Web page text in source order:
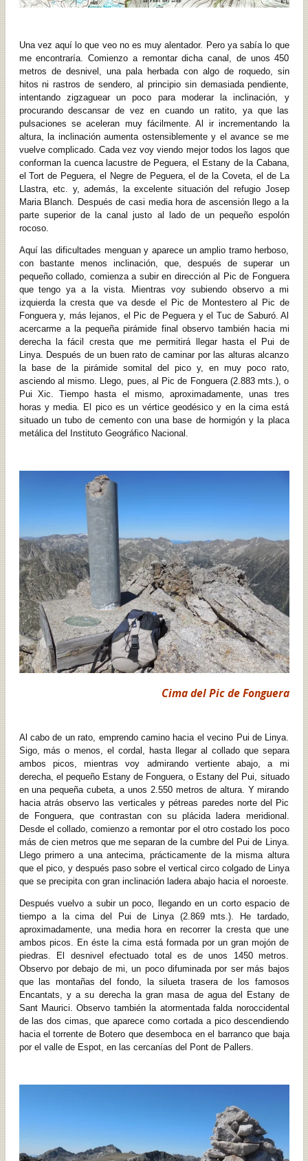
Una vez aquí lo que veo no es muy alentador. Pero ya sabía lo que
me encontraría. Comienzo a remontar dicha canal, de unos 450
metros de desnivel, una pala herbada con algo de roquedo, sin
hitos ni rastros de sendero, al principio sin demasiada pendiente,
intentando zigzaguear un poco para moderar la inclinación, y
procurando descansar de vez en cuando un ratito, ya que las
pulsaciones se aceleran muy fácilmente. Al ir incrementando la
altura, la inclinación aumenta ostensiblemente y el avance se me
vuelve complicado. Cada vez voy viendo mejor todos los lagos que
conforman la cuenca lacustre de Peguera, el Estany de la Cabana,
el Tort de Peguera, el Negre de Peguera, el de la Coveta, el de La
Llastra, etc. y, además, la excelente situación del refugio Josep
Maria Blanch. Después de casi media hora de ascensión llego a la
parte superior de la canal justo al lado de un pequeño espolón
rocoso.
Aquí las dificultades menguan y aparece un amplio tramo herboso,
con bastante menos inclinación, que, después de superar un
pequeño collado, comienza a subir en dirección al Pic de Fonguera
que tengo ya a la vista. Mientras voy subiendo observo a mi
izquierda la cresta que va desde el Pic de Montestero al Pic de
Fonguera y, más lejanos, el Pic de Peguera y el Tuc de Saburó. Al
acercarme a la pequeña pirámide final observo también hacia mi
derecha la fácil cresta que me permitirá llegar hasta el Pui de
Linya. Después de un buen rato de caminar por las alturas alcanzo
la base de la pirámide somital del pico y, en muy poco rato,
asciendo al mismo. Llego, pues, al Pic de Fonguera (2.883 mts.), o
Pui Xic. Tiempo hasta el mismo, aproximadamente, unas tres
horas y media. El pico es un vértice geodésico y en la cima está
situado un tubo de cemento con una base de hormigón y la placa
metálica del Instituto Geográfico Nacional.
Cima del Pic de Fonguera
Al cabo de un rato, emprendo camino hacia el vecino Pui de Linya.
Sigo, más o menos, el cordal, hasta llegar al collado que separa
ambos picos, mientras voy admirando vertiente abajo, a mi
derecha, el pequeño Estany de Fonguera, o Estany del Pui, situado
en una pequeña cubeta, a unos 2.550 metros de altura. Y mirando
hacia atrás observo las verticales y pétreas paredes norte del Pic
de Fonguera, que contrastan con su plácida ladera meridional.
Desde el collado, comienzo a remontar por el otro costado los poco
más de cien metros que me separan de la cumbre del Pui de Linya.
Llego primero a una antecima, prácticamente de la misma altura
que el pico, y después paso sobre el vertical circo colgado de Linya
que se precipita con gran inclinación ladera abajo hacia el noroeste.
Después vuelvo a subir un poco, llegando en un corto espacio de
tiempo a la cima del Pui de Linya (2.869 mts.). He tardado,
aproximadamente, una media hora en recorrer la cresta que une
ambos picos. En éste la cima está formada por un gran mojón de
piedras. El desnivel efectuado total es de unos 1450 metros.
Observo por debajo de mi, un poco difuminada por ser más bajos
que las montañas del fondo, la silueta trasera de los famosos
Encantats, y a su derecha la gran masa de agua del Estany de
Sant Maurici. Observo también la atormentada falda noroccidental
de las dos cimas, que aparece como cortada a pico descendiendo
hacia el torrente de Botero que desemboca en el barranco que baja
por el valle de Espot, en las cercanías del Pont de Pallers.